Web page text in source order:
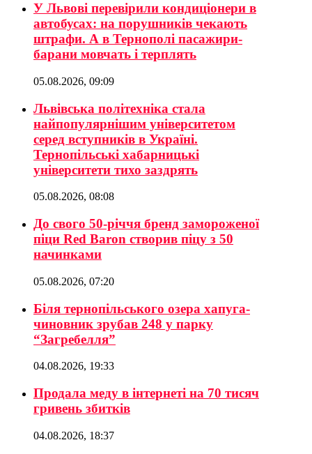
У Львові перевірили кондиціонери в
автобусах: на порушників чекають
штрафи. А в Тернополі пасажири-
барани мовчать і терплять
05.08.2026, 09:09
Львівська політехніка стала
найпопулярнішим університетом
серед вступників в Україні.
Тернопільські хабарницькі
університети тихо заздрять
05.08.2026, 08:08
До свого 50-річчя бренд замороженої
піци Red Baron створив піцу з 50
начинками
05.08.2026, 07:20
Біля тернопільського озера хапуга-
чиновник зрубав 248 у парку
“Загребелля”
04.08.2026, 19:33
Продала меду в інтернеті на 70 тисяч
гривень збитків
04.08.2026, 18:37